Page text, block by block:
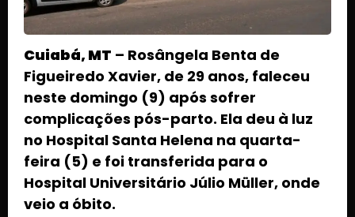
Cuiabá, MT – Rosângela Benta de
Figueiredo Xavier, de 29 anos, faleceu
neste domingo (9) após sofrer
complicações pós-parto. Ela deu à luz
no Hospital Santa Helena na quarta-
feira (5) e foi transferida para o
Hospital Universitário Júlio Müller, onde
veio a óbito.